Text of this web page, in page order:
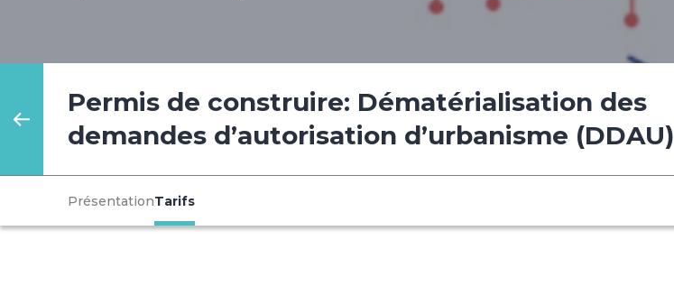
Permis de construire: Dématérialisation des
demandes d’autorisation d’urbanisme (DDAU)
PrésentationTarifs